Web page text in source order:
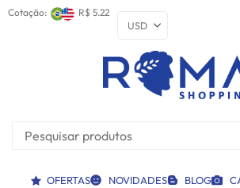
Cotação: R$ 5.22
OFERTAS NOVIDADES BLOG